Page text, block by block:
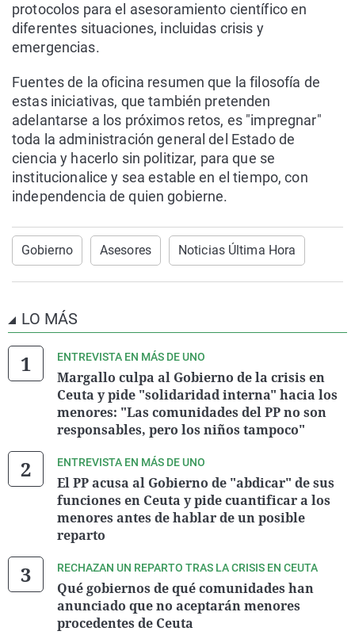
protocolos para el asesoramiento científico en
diferentes situaciones, incluidas crisis y
emergencias.
Fuentes de la oficina resumen que la filosofía de
estas iniciativas, que también pretenden
adelantarse a los próximos retos, es "impregnar"
toda la administración general del Estado de
ciencia y hacerlo sin politizar, para que se
institucionalice y sea estable en el tiempo, con
independencia de quien gobierne.
Gobierno Asesores Noticias Última Hora
LO MÁS
ENTREVISTA EN MÁS DE UNO
Margallo culpa al Gobierno de la crisis en
Ceuta y pide "solidaridad interna" hacia los
menores: "Las comunidades del PP no son
responsables, pero los niños tampoco"
ENTREVISTA EN MÁS DE UNO
El PP acusa al Gobierno de "abdicar" de sus
funciones en Ceuta y pide cuantificar a los
menores antes de hablar de un posible
reparto
RECHAZAN UN REPARTO TRAS LA CRISIS EN CEUTA
Qué gobiernos de qué comunidades han
anunciado que no aceptarán menores
procedentes de Ceuta